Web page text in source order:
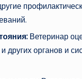
Ветеринар
и других органов и